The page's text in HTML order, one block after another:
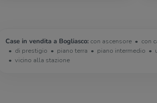
Case in vendita a Bogliasco: con ascensore con
di prestigio
piano terra piano intermedio
vicino alla stazione